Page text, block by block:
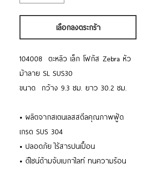
เลือกลงตระกร้า
104008 ตะหลิว เล็ก โฟกัส Zebra หัว
ม้าลาย SL SUS30
ขนาด กว้าง 9.3 ซม. ยาว 30.2 ซม.
• ผลิตจากสเตนเลสสตีลคุณภาพฟู้ด
เกรด SUS 304
• ปลอดภัย ไร้สารปนเปื้อน
• ดีไซน์ด้ามจับเบกาไลท์ ทนความร้อน